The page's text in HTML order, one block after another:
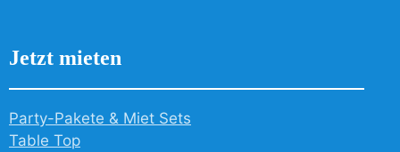
Jetzt mieten
Party-Pakete & Miet Sets
Table Top